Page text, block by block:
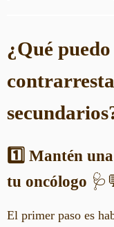
¿Qué
1️⃣ Mantén
tu oncólogo
El primer paso es